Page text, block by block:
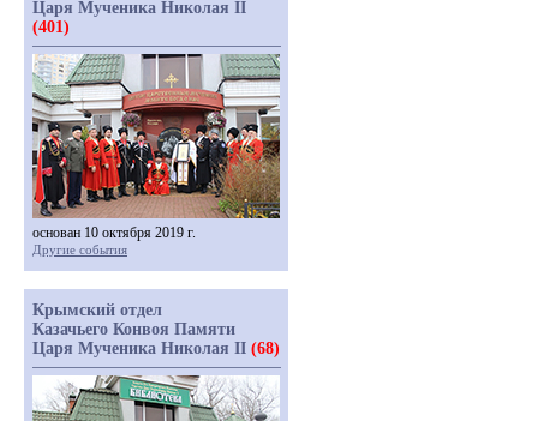
Царя Мученика Николая II
(401)
основан 10 октября 2019 г.
Другие события
Крымский отдел
Казачьего Конвоя Памяти
Царя Мученика Николая II (68)